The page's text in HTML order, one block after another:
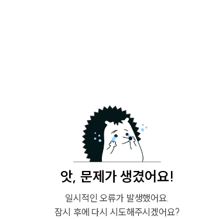
앗, 문제가 생겼어요!
일시적인 오류가 발생했어요.
잠시 후에 다시 시도해주시겠어요?